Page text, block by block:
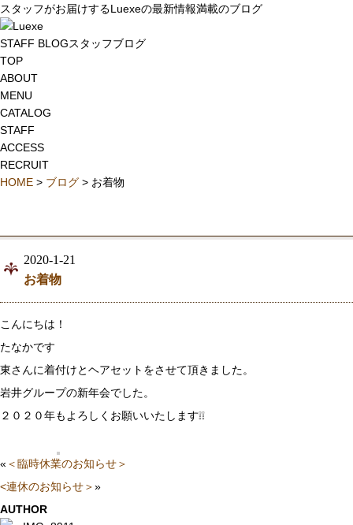
スタッフがお届けするLuexeの最新情報満載のブログ
STAFF BLOGスタッフブログ
TOP
ABOUT
MENU
CATALOG
STAFF
ACCESS
RECRUIT
HOME > ブログ > お着物
2020-1-21
お着物
こんにちは！
たなかです
東さんに着付けとヘアセットをさせて頂きました。
岩井グループの新年会でした。
２０２０年もよろしくお願いいたします❕❕
« ＜臨時休業のお知らせ＞
<連休のお知らせ＞»
AUTHOR